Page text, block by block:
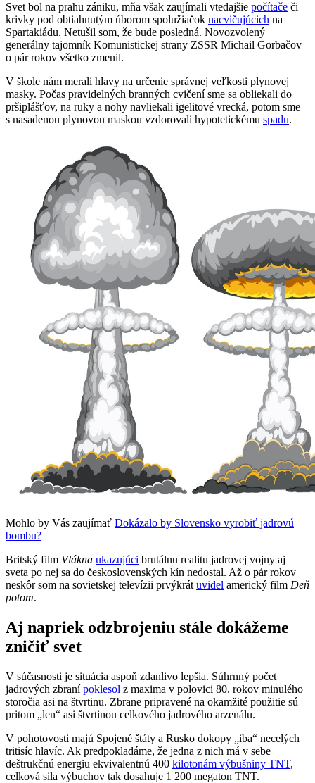
Svet bol na prahu zániku, mňa však zaujímali vtedajšie počítače či
krivky pod obtiahnutým úborom spolužiačok nacvičujúcich na
Spartakiádu. Netušil som, že bude posledná. Novozvolený
generálny tajomník Komunistickej strany ZSSR Michail Gorbačov
o pár rokov všetko zmenil.
V škole nám merali hlavy na určenie správnej veľkosti plynovej
masky. Počas pravidelných branných cvičení sme sa obliekali do
pršiplášťov, na ruky a nohy navliekali igelitové vrecká, potom sme
s nasadenou plynovou maskou vzdorovali hypotetickému spadu.
Mohlo by Vás zaujímať Dokázalo by Slovensko vyrobiť jadrovú
bombu?
Britský film Vlákna ukazujúci brutálnu realitu jadrovej vojny aj
sveta po nej sa do československých kín nedostal. Až o pár rokov
neskôr som na sovietskej televízii prvýkrát uvidel americký film Deň
potom.
Aj napriek odzbrojeniu stále dokážeme
zničiť svet
V súčasnosti je situácia aspoň zdanlivo lepšia. Súhrnný počet
jadrových zbranípoklesol z maxima v polovici 80. rokov minulého
storočia asi na štvrtinu. Zbrane pripravené na okamžité použitie sú
pritom „len“ asi štvrtinou celkového jadrového arzenálu.
V pohotovosti majú Spojené štáty a Rusko dokopy „iba“ necelých
tritisíc hlavíc. Ak predpokladáme, že jedna z nich má v sebe
deštrukčnú energiu ekvivalentnú 400 kilotonám výbušniny TNT,
celková sila výbuchov tak dosahuje 1 200 megaton TNT.